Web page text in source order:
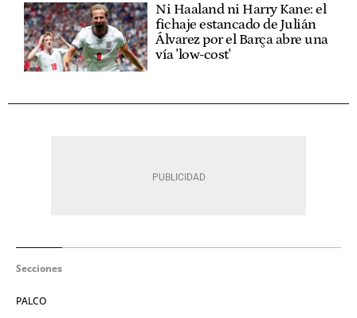
Ni Haaland ni Harry Kane: el
fichaje estancado de Julián
Álvarez por el Barça abre una
vía 'low-cost'
Secciones
PALCO